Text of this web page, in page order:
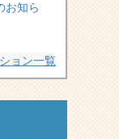
お知ら
ョン一覧